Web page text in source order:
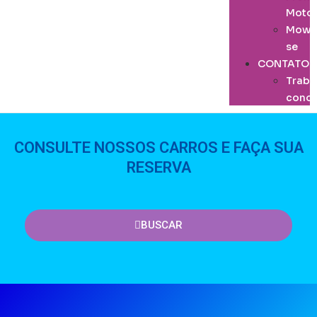
se
CONTATO
CONSULTE NOSSOS CARROS E FAÇA SUA
RESERVA
BUSCAR